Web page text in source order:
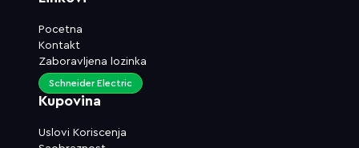
Pocetna
Kontakt
Zaboravljena lozinka
Kupovina
Uslovi Koriscenja
Schneider Electric